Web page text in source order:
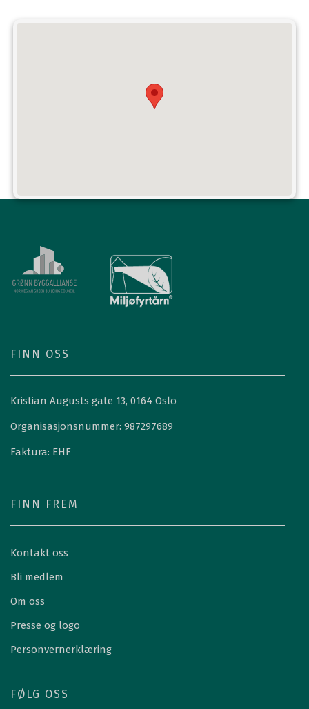
FINN OSS
Kristian Augusts gate 13, 0164 Oslo
Organisasjonsnummer: 987297689
Faktura: EHF
FINN FREM
Kontakt oss
Bli medlem
Om oss
Presse og logo
Personvernerklæring
FØLG OSS